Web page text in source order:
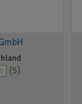
(5)